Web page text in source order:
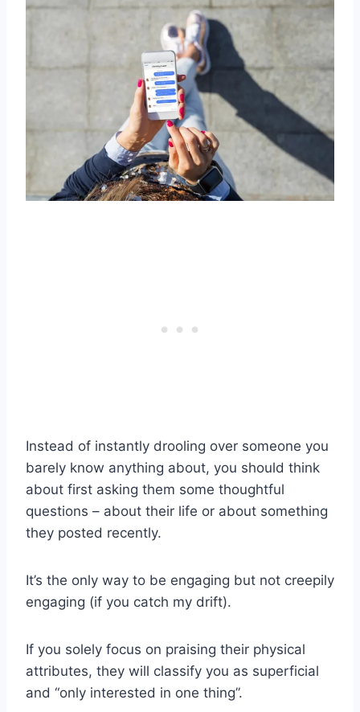
Instead of instantly drooling over someone you
barely know anything about, you should think
about first asking them some thoughtful
questions – about their life or about something
they posted recently.
It’s the only way to be engaging but not creepily
engaging (if you catch my drift).
If you solely focus on praising their physical
attributes, they will classify you as superficial
and “only interested in one thing”.